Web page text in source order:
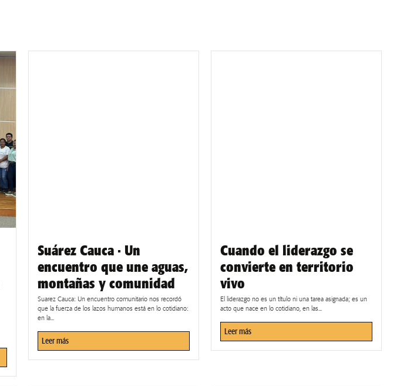
Suárez Cauca · Un
encuentro que une aguas,
montañas y comunidad
Suarez Cauca: Un encuentro comunitario nos recordó
que la fuerza de los lazos humanos está en lo cotidiano:
en la...
Leer más
Cuando el liderazgo se
convierte en territorio
vivo
El liderazgo no es un título ni una tarea asignada; es un
acto que nace en lo cotidiano, en las...
Leer más